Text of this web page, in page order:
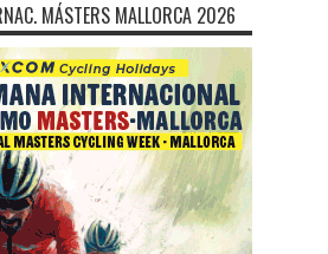
MÁSTERS MALLORCA 2026